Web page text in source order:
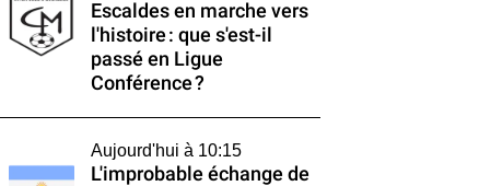
Escaldes en marche vers
l'histoire : que s'est-il
passé en Ligue
Conférence ?
Aujourd'hui à 10:15
L'improbable échange de